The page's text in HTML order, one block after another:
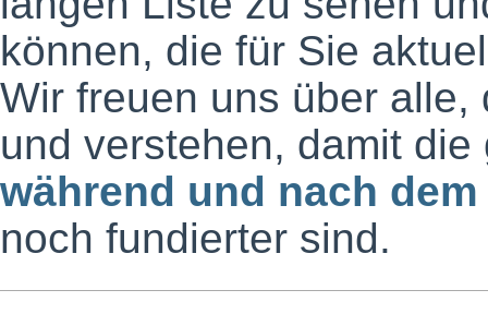
können, die für Sie
Wir freuen uns über
und verstehen, damit
während und nach
noch fundierter sind.